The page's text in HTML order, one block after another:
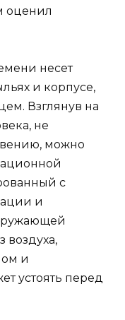
оценил
несет
и корпусе,
Взглянув на
не
можно
с
и
воздуха,
и
устоять перед